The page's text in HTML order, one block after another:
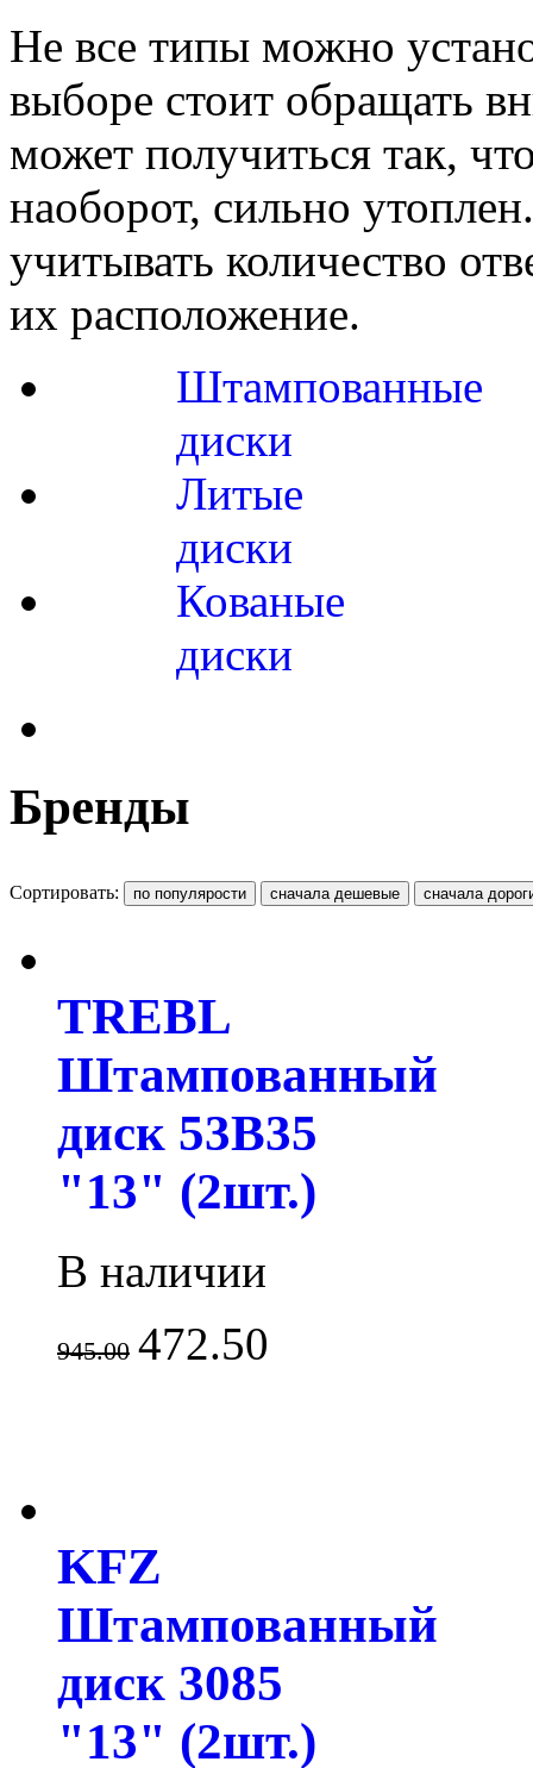
Не все типы можно
выборе стоит обращать
может получиться так,
наоборот, сильно
учитывать количество
их расположение.
Штампованные
диски
Литые
диски
Кованые
диски
Бренды
Сортировать:
TREBL
Штампованный
диск 53B35
"13" (2шт.)
В наличии
945.00 472.50
KFZ
Штампованный
диск 3085
"13" (2шт.)